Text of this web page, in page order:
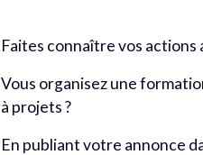
Faites connaître vos actions
Vous organisez une
à projets ?
En publiant votre annonce